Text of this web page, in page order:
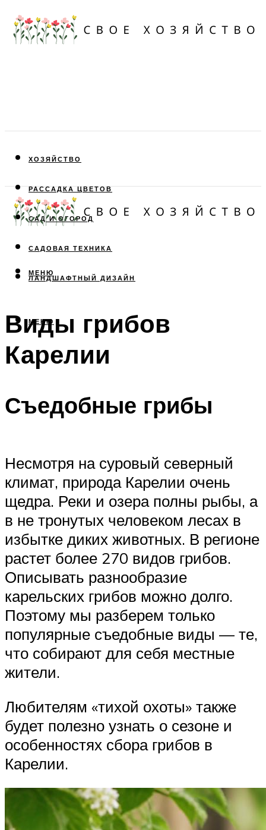
ХОЗЯЙСТВО
РАССАДКА ЦВЕТОВ
САД И ОГОРОД
САДОВАЯ ТЕХНИКА
ЛАНДШАФТНЫЙ ДИЗАЙН
МЕНЮ
МЕНЮ
Виды грибов
Карелии
Съедобные грибы
Несмотря на суровый северный
климат, природа Карелии очень
щедра. Реки и озера полны рыбы, а
в не тронутых человеком лесах в
избытке диких животных. В регионе
растет более 270 видов грибов.
Описывать разнообразие
карельских грибов можно долго.
Поэтому мы разберем только
популярные съедобные виды — те,
что собирают для себя местные
жители.
Любителям «тихой охоты» также
будет полезно узнать о сезоне и
особенностях сбора грибов в
Карелии.